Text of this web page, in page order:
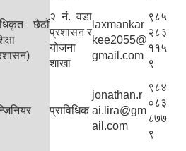
छैठौं
२ नं. वडा
प्रशासन र
योजना
शाखा
laxmankar
kee2055@
gmail.com
९८५
२८३
११५
९
प्राविधिक
jonathan.r
ai.lira@gm
ail.com
९८४
०८३
८७७
९